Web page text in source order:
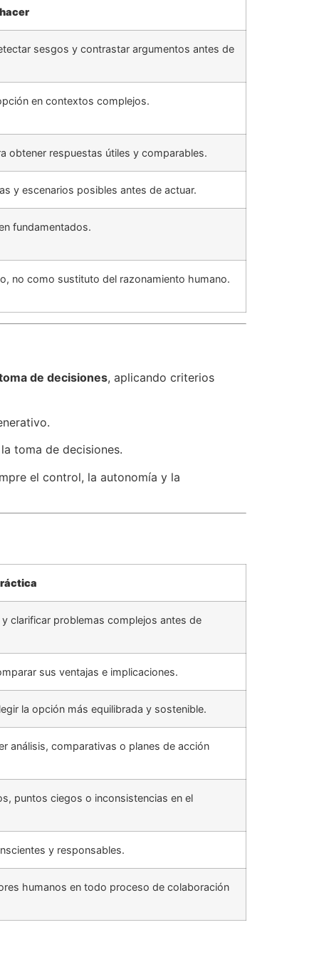
sesgos y contrastar argumentos antes de
en contextos complejos.
obtener respuestas útiles y comparables.
y escenarios posibles antes de actuar.
fundamentados.
no como sustituto del razonamiento humano.
de decisiones, aplicando criterios
toma de decisiones.
el control, la autonomía y la
clarificar problemas complejos antes de
sus ventajas e implicaciones.
la opción más equilibrada y sostenible.
análisis, comparativas o planes de acción
puntos ciegos o inconsistencias en el
y responsables.
humanos en todo proceso de colaboración